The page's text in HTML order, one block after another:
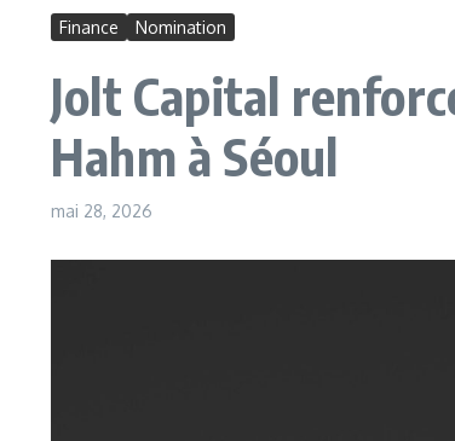
Finance Nomination
Jolt Capital
Hahm à Séoul
mai 28, 2026